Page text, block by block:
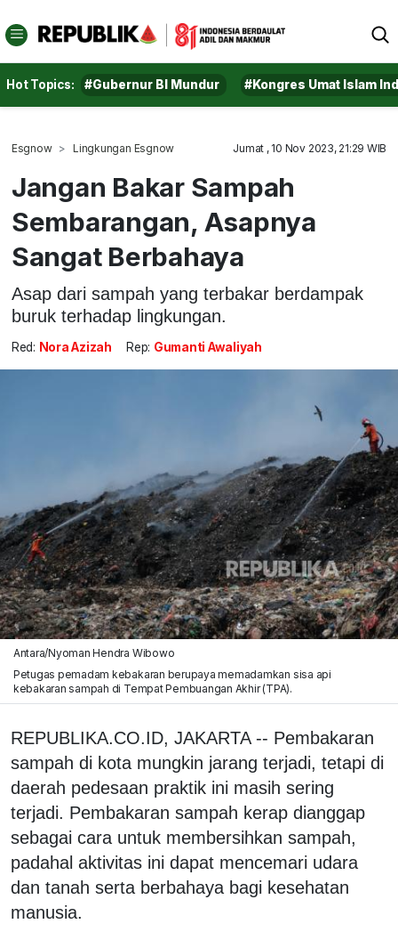
Hot Topics: #Gubernur BI Mundur #Kongres Umat Islam
Esgnow Lingkungan Esgnow Jumat , 10 Nov 2023, 21:29 WIB
Jangan Bakar Sampah
Sembarangan, Asapnya
Sangat Berbahaya
Asap dari sampah yang terbakar berdampak
buruk terhadap lingkungan.
Red: Nora Azizah Rep: Gumanti Awaliyah
Antara/Nyoman Hendra Wibowo
Petugas pemadam kebakaran berupaya memadamkan sisa api
kebakaran sampah di Tempat Pembuangan Akhir (TPA).
REPUBLIKA.CO.ID, JAKARTA -- Pembakaran
sampah di kota mungkin jarang terjadi, tetapi di
daerah pedesaan praktik ini masih sering
terjadi. Pembakaran sampah kerap dianggap
sebagai cara untuk membersihkan sampah,
padahal aktivitas ini dapat mencemari udara
dan tanah serta berbahaya bagi kesehatan
manusia.